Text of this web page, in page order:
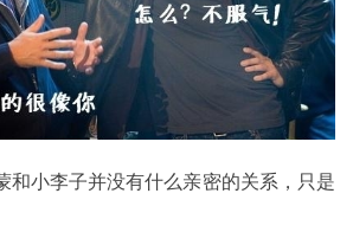
和小李子并没有什么亲密的关系，只是